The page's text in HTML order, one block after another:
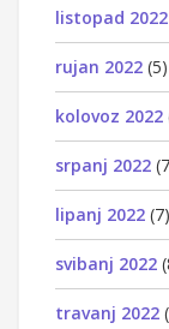
listopad 2022
rujan 2022 (5)
kolovoz 2022
srpanj 2022
lipanj 2022 (7)
svibanj 2022
travanj 2022